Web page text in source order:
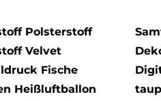
4
Polsterstoff
Velvet
Fische
Heißluftballon